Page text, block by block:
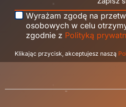
Wyrażam zgodę na
osobowych w celu
zgodnie z Polityką
Klikając przycisk, akceptujesz naszą